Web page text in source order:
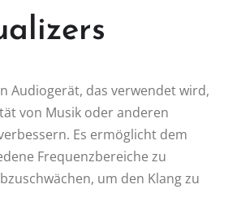
Audiogerät, das verwendet wird,
von Musik oder anderen
Es ermöglicht dem
Frequenzbereiche zu
um den Klang zu